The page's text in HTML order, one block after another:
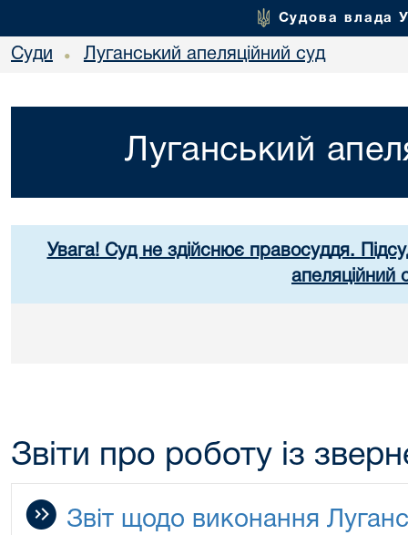
Судова влада
Суди • Луганський апеляційний суд
Луганський
Увага! Суд не здійснює правосуддя.
апеляційний
Звіти про роботу із
Звіт щодо виконання